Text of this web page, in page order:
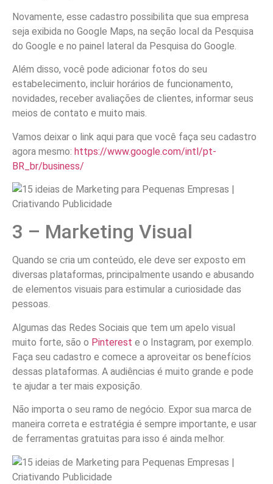
Novamente, esse cadastro possibilita que sua empresa
seja exibida no Google Maps, na seção local da Pesquisa
do Google e no painel lateral da Pesquisa do Google.
Além disso, você pode adicionar fotos do seu
estabelecimento, incluir horários de funcionamento,
novidades, receber avaliações de clientes, informar seus
meios de contato e muito mais.
Vamos deixar o link aqui para que você faça seu cadastro
agora mesmo: https://www.google.com/intl/pt-
BR_br/business/
3 – Marketing Visual
Quando se cria um conteúdo, ele deve ser exposto em
diversas plataformas, principalmente usando e abusando
de elementos visuais para estimular a curiosidade das
pessoas.
Algumas das Redes Sociais que tem um apelo visual
muito forte, são o Pinterest e o Instagram, por exemplo.
Faça seu cadastro e comece a aproveitar os benefícios
dessas plataformas. A audiências é muito grande e pode
te ajudar a ter mais exposição.
Não importa o seu ramo de negócio. Expor sua marca de
maneira correta e estratégia é sempre importante, e usar
de ferramentas gratuitas para isso é ainda melhor.